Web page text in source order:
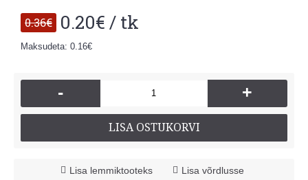
0.36€ 0.20€ / tk
Maksudeta: 0.16€
- +
LISA OSTUKORVI
Lisa lemmiktooteks Lisa võrdlusse